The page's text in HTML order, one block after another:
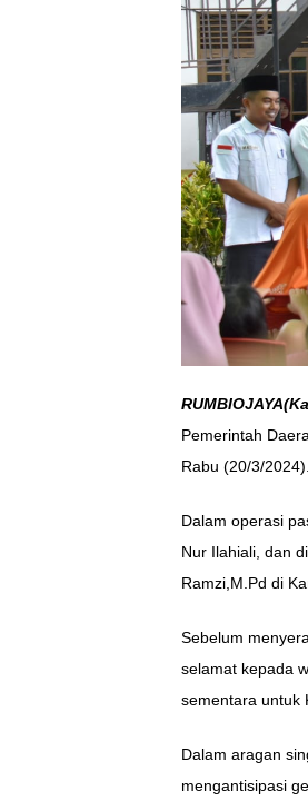
Pemerintah
Rabu (20/3/2024).
Dalam operasi
Nur Ilahiali, dan
Ramzi,M.Pd di
Sebelum
selamat kepada
sementara untuk
Dalam aragan
mengantisipasi